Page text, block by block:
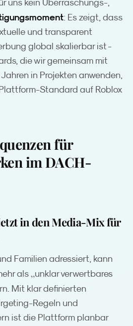
uns kein Überraschungs-,
: Es zeigt, dass
und transparent
global skalierbar ist -
die wir gemeinsam mit
in Projekten anwenden,
Standard auf Roblox
für
im DACH-
in den Media-Mix für
Familien adressiert, kann
als „unklar verwertbares
Mit klar definierten
Regeln und
ist die Plattform planbar